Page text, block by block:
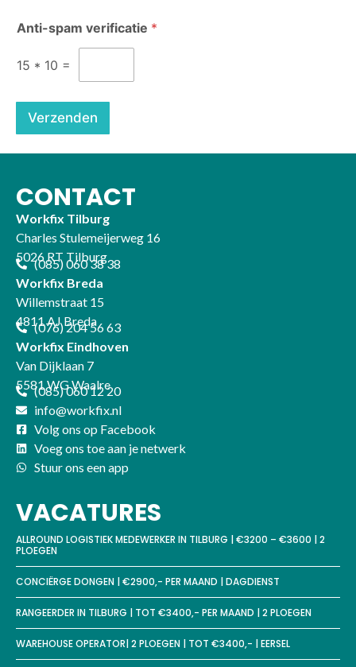
Anti-spam verificatie *
15 * 10 =
Verzenden
CONTACT
Workfix Tilburg
Charles Stulemeijerweg 16
5026 RT Tilburg
(085) 060 38 38
Workfix Breda
Willemstraat 15
4811 AJ Breda
(076) 204 56 63
Workfix Eindhoven
Van Dijklaan 7
5581 WG Waalre
(085) 060 12 20
info@workfix.nl
Volg ons op Facebook
Voeg ons toe aan je netwerk
Stuur ons een app
VACATURES
ALLROUND LOGISTIEK MEDEWERKER IN TILBURG | €3200 – €3600 | 2
PLOEGEN
CONCIËRGE DONGEN | €2900,- PER MAAND | DAGDIENST
RANGEERDER IN TILBURG | TOT €3400,- PER MAAND | 2 PLOEGEN
WAREHOUSE OPERATOR| 2 PLOEGEN | TOT €3400,- | EERSEL